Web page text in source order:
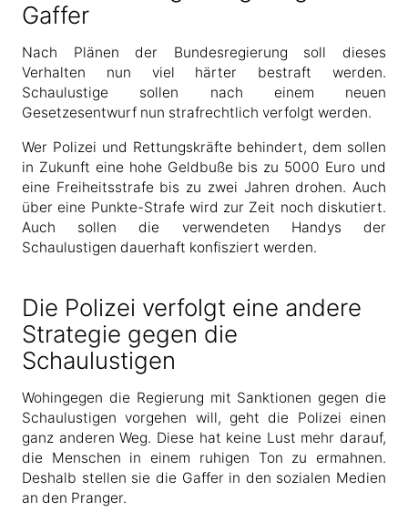
Gaffer
Nach Plänen der Bundesregierung soll dieses
Verhalten nun viel härter bestraft werden.
Schaulustige sollen nach einem neuen
Gesetzesentwurf nun strafrechtlich verfolgt werden.
Wer Polizei und Rettungskräfte behindert, dem sollen
in Zukunft eine hohe Geldbuße bis zu 5000 Euro und
eine Freiheitsstrafe bis zu zwei Jahren drohen. Auch
über eine Punkte-Strafe wird zur Zeit noch diskutiert.
Auch sollen die verwendeten Handys der
Schaulustigen dauerhaft konfisziert werden.
Die Polizei verfolgt eine andere
Strategie gegen die
Schaulustigen
Wohingegen die Regierung mit Sanktionen gegen die
Schaulustigen vorgehen will, geht die Polizei einen
ganz anderen Weg. Diese hat keine Lust mehr darauf,
die Menschen in einem ruhigen Ton zu ermahnen.
Deshalb stellen sie die Gaffer in den sozialen Medien
an den Pranger.